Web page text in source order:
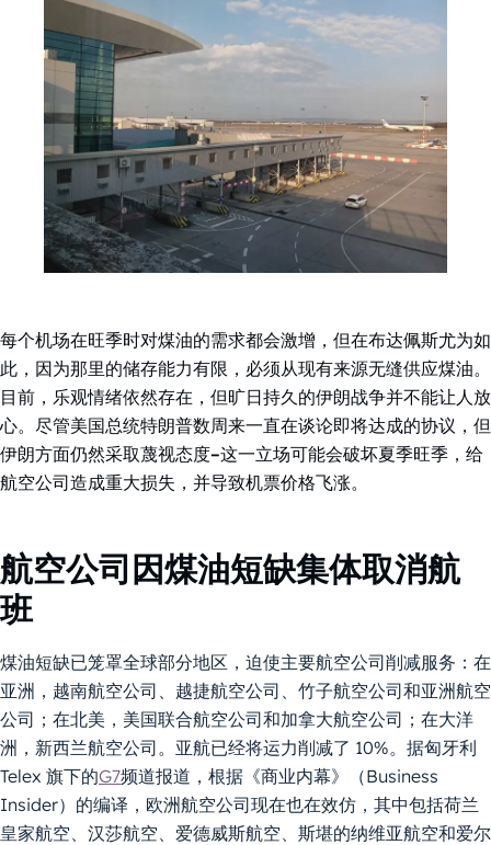
每个机场在旺季时对煤油的需求都会激增，但在布达佩斯尤为如
此，因为那里的储存能力有限，必须从现有来源无缝供应煤油。
目前，乐观情绪依然存在，但旷日持久的伊朗战争并不能让人放
心。尽管美国总统特朗普数周来一直在谈论即将达成的协议，但
伊朗方面仍然采取蔑视态度–这一立场可能会破坏夏季旺季，给
航空公司造成重大损失，并导致机票价格飞涨。
航空公司因煤油短缺集体取消航
班
煤油短缺已笼罩全球部分地区，迫使主要航空公司削减服务：在
亚洲，越南航空公司、越捷航空公司、竹子航空公司和亚洲航空
公司；在北美，美国联合航空公司和加拿大航空公司；在大洋
洲，新西兰航空公司。亚航已经将运力削减了 10%。据匈牙利
Telex 旗下的G7频道报道，根据《商业内幕》（Business
Insider）的编译，欧洲航空公司现在也在效仿，其中包括荷兰
皇家航空、汉莎航空、爱德威斯航空、斯堪的纳维亚航空和爱尔